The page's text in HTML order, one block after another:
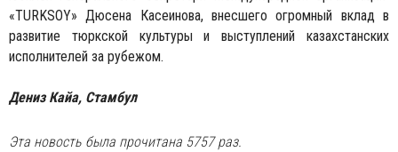
«TURKSOY» Дюсена Касеинова, внесшего огромный вклад в
развитие тюркской культуры и выступлений казахстанских
исполнителей за рубежом.
Дениз Кайа, Стамбул
Эта новость была прочитана 5757 раз.